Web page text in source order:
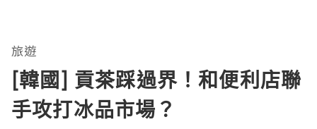
旅遊
[韓國] 貢茶踩過界！和便利店聯
手攻打冰品市場？